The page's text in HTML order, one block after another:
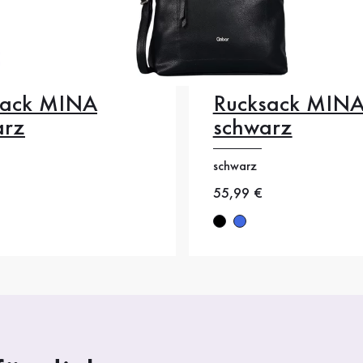
MINA
Rucksack
schwarz
schwarz
Neuer Preis
55,99 €